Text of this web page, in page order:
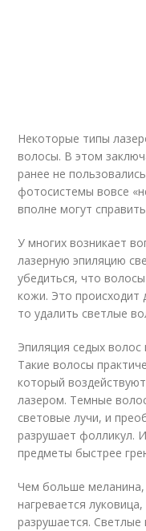
Некоторые типы
волосы. В этом
ранее не
фотосистемы вовсе
вполне могут
У многих возникает
лазерную эпиляцию
убедиться, что
кожи. Это происходит
то удалить светлые
Эпиляция седых волос
Такие волосы
который
лазером. Темные
световые лучи, и
разрушает фолликул.
предметы быстрее
Чем больше
нагревается
разрушается.